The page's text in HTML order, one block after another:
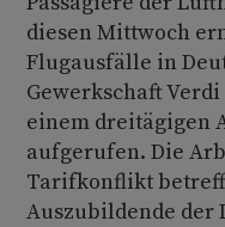
diesen Mittwoch
Flugausfälle in
Gewerkschaft
einem dreitägigen
aufgerufen. Die
Tarifkonflikt
Auszubildende der